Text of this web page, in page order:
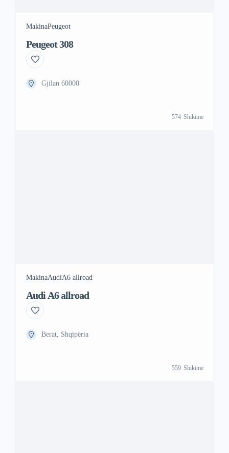
MakinaPeugeot
Peugeot 308
Gjilan 60000
574 Shikime
MakinaAudiA6 allroad
Audi A6 allroad
Berat, Shqipëria
559 Shikime